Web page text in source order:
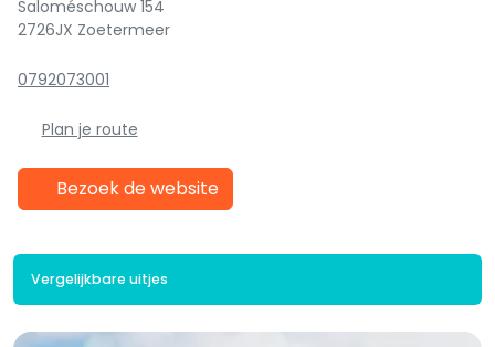
Saloméschouw 154
2726JX Zoetermeer
0792073001
Plan je route
Bezoek de website
Vergelijkbare uitjes